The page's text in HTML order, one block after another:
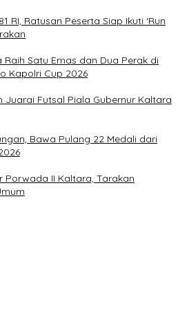
RI, Ratusan Peserta Siap Ikuti ‘Run
Satu Emas dan Dua Perak di
Kapolri Cup 2026
Juarai Futsal Piala Gubernur Kaltara
Bawa Pulang 22 Medali dari
Porwada II Kaltara, Tarakan